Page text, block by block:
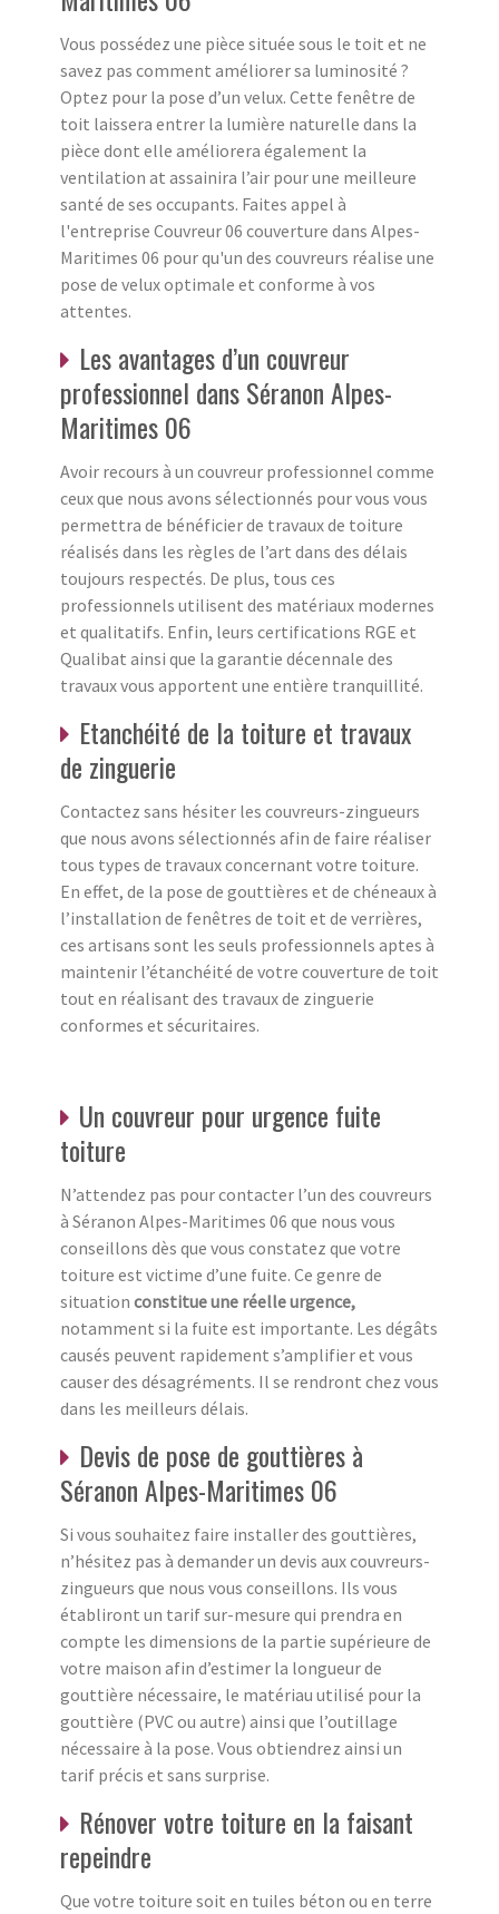
Vous possédez une pièce située sous le toit et ne
savez pas comment améliorer sa luminosité ?
Optez pour la pose d’un velux. Cette fenêtre de
toit laissera entrer la lumière naturelle dans la
pièce dont elle améliorera également la
ventilation at assainira l’air pour une meilleure
santé de ses occupants. Faites appel à
l'entreprise Couvreur 06 couverture dans Alpes-
Maritimes 06 pour qu'un des couvreurs réalise une
pose de velux optimale et conforme à vos
attentes.
Les avantages d’un couvreur
professionnel dans Séranon Alpes-
Maritimes 06
Avoir recours à un couvreur professionnel comme
ceux que nous avons sélectionnés pour vous vous
permettra de bénéficier de travaux de toiture
réalisés dans les règles de l’art dans des délais
toujours respectés. De plus, tous ces
professionnels utilisent des matériaux modernes
et qualitatifs. Enfin, leurs certifications RGE et
Qualibat ainsi que la garantie décennale des
travaux vous apportent une entière tranquillité.
Etanchéité de la toiture et travaux
de zinguerie
Contactez sans hésiter les couvreurs-zingueurs
que nous avons sélectionnés afin de faire réaliser
tous types de travaux concernant votre toiture.
En effet, de la pose de gouttières et de chéneaux à
l’installation de fenêtres de toit et de verrières,
ces artisans sont les seuls professionnels aptes à
maintenir l’étanchéité de votre couverture de toit
tout en réalisant des travaux de zinguerie
conformes et sécuritaires.
Un couvreur pour urgence fuite
toiture
N’attendez pas pour contacter l’un des couvreurs
à Séranon Alpes-Maritimes 06 que nous vous
conseillons dès que vous constatez que votre
toiture est victime d’une fuite. Ce genre de
situation constitue une réelle urgence,
notamment si la fuite est importante. Les dégâts
causés peuvent rapidement s’amplifier et vous
causer des désagréments. Il se rendront chez vous
dans les meilleurs délais.
Devis de pose de gouttières à
Séranon Alpes-Maritimes 06
Si vous souhaitez faire installer des gouttières,
n’hésitez pas à demander un devis aux couvreurs-
zingueurs que nous vous conseillons. Ils vous
établiront un tarif sur-mesure qui prendra en
compte les dimensions de la partie supérieure de
votre maison afin d’estimer la longueur de
gouttière nécessaire, le matériau utilisé pour la
gouttière (PVC ou autre) ainsi que l’outillage
nécessaire à la pose. Vous obtiendrez ainsi un
tarif précis et sans surprise.
Rénover votre toiture en la faisant
repeindre
Que votre toiture soit en tuiles béton ou en terre